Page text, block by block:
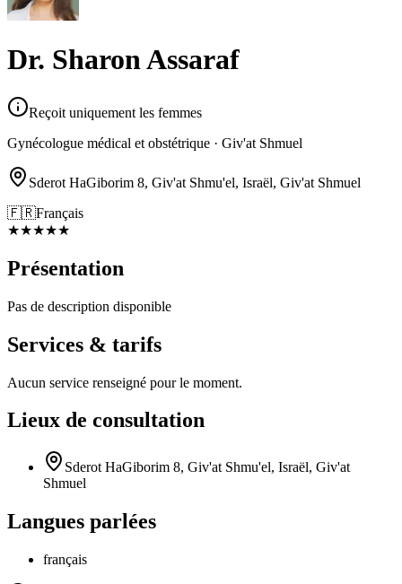
Dr. Sharon Assaraf
Reçoit uniquement les femmes
Gynécologue médical et obstétrique · Giv'at Shmuel
Sderot HaGiborim 8, Giv'at Shmu'el, Israël, Giv'at Shmuel
🇫🇷Français
★★★★★
Présentation
Pas de description disponible
Services & tarifs
Aucun service renseigné pour le moment.
Lieux de consultation
Sderot HaGiborim 8, Giv'at Shmu'el, Israël, Giv'at
Shmuel
Langues parlées
français